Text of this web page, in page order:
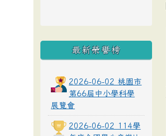
最新榮譽榜
2026-06-02 桃園市
第66屆中小學科學
展覽會
2026-06-02 114學